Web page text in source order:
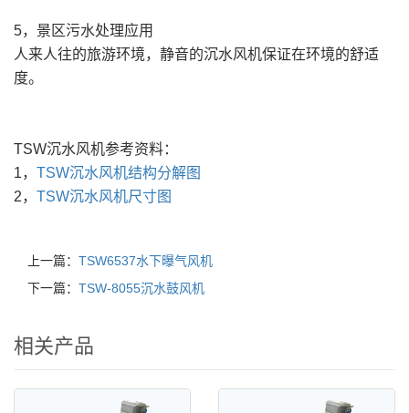
5，景区污水处理应用
人来人往的旅游环境，静音的沉水风机保证在环境的舒适
度。
TSW沉水风机参考资料：
1， TSW沉水风机结构分解图
2， TSW沉水风机尺寸图
上一篇： TSW6537水下曝气风机
下一篇： TSW-8055沉水鼓风机
相关产品